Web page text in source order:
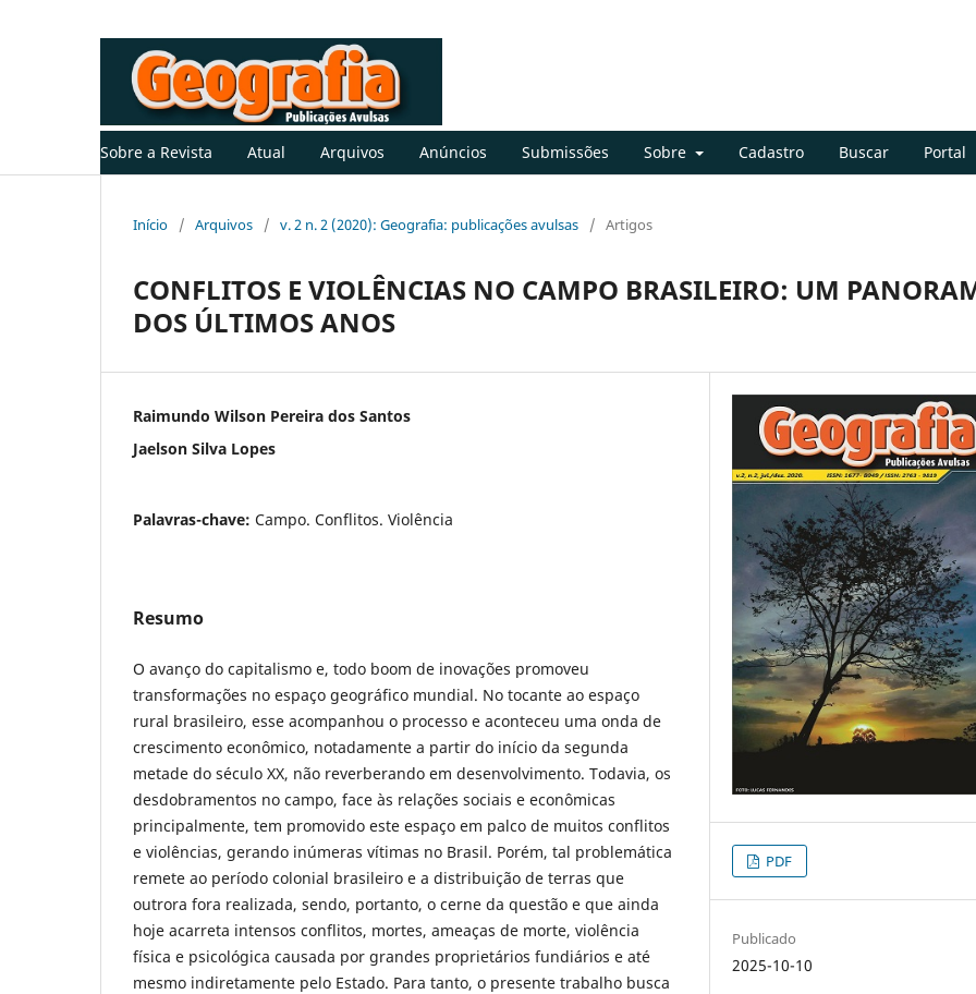
Sobre a Revista Atual Arquivos Anúncios Submissões Sobre Cadastro Buscar Portal
Início / Arquivos / v. 2 n. 2 (2020): Geografia: publicações avulsas / Artigos
CONFLITOS E VIOLÊNCIAS NO CAMPO BRASILEIRO: UM
DOS ÚLTIMOS ANOS
Raimundo Wilson Pereira dos Santos
Jaelson Silva Lopes
Palavras-chave: Campo. Conflitos. Violência
Resumo
O avanço do capitalismo e, todo boom de inovações promoveu
transformações no espaço geográfico mundial. No tocante ao espaço
rural brasileiro, esse acompanhou o processo e aconteceu uma onda de
crescimento econômico, notadamente a partir do início da segunda
metade do século XX, não reverberando em desenvolvimento. Todavia, os
desdobramentos no campo, face às relações sociais e econômicas
principalmente, tem promovido este espaço em palco de muitos conflitos
e violências, gerando inúmeras vítimas no Brasil. Porém, tal problemática
remete ao período colonial brasileiro e a distribuição de terras que
outrora fora realizada, sendo, portanto, o cerne da questão e que ainda
hoje acarreta intensos conflitos, mortes, ameaças de morte, violência
física e psicológica causada por grandes proprietários fundiários e até
mesmo indiretamente pelo Estado. Para tanto, o presente trabalho busca
PDF
Publicado
2025-10-10